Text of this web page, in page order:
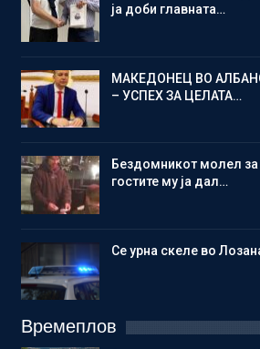
ја доби главната…
МАКЕДОНЕЦ ВО
– УСПЕХ ЗА ЦЕЛАТА…
Бездомникот молел за
гостите му ја дал…
Се урна скеле во
Времеплов